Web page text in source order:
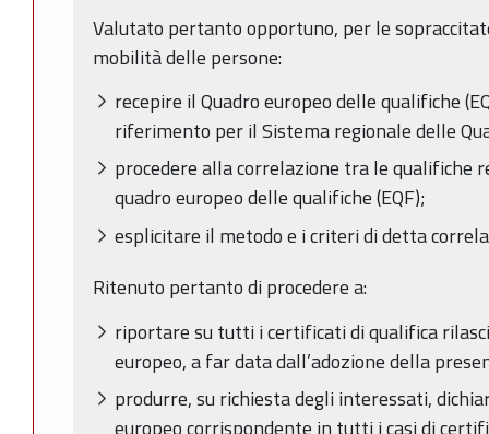
Valutato pertanto opportuno, per le
mobilità delle persone:
recepire il Quadro europeo delle qualifiche
riferimento per il Sistema regionale delle
procedere alla correlazione tra le qualifiche
quadro europeo delle qualifiche (EQF);
esplicitare il metodo e i criteri di detta
Ritenuto pertanto di procedere a:
riportare su tutti i certificati di qualifica
europeo, a far data dall’adozione della
produrre, su richiesta degli interessati,
europeo corrispondente in tutti i casi di